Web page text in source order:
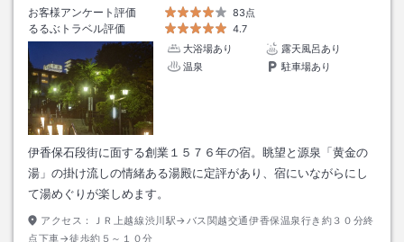
お客様アンケート評価
83点
るるぶトラベル評価
4.7
大浴場あり
露天風呂あり
温泉
駐車場あり
伊香保石段街に面する創業１５７６年の宿。眺望と源泉「黄金の
湯」の掛け流しの情緒ある湯殿に定評があり、宿にいながらにし
て湯めぐりが楽しめます。
アクセス：
ＪＲ上越線渋川駅→バス関越交通伊香保温泉行き約３０分終
点下車→徒歩約５～１０分